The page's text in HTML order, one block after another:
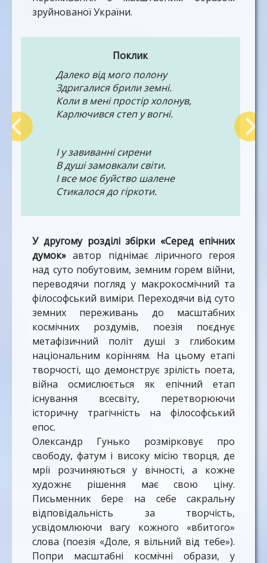
зруйнованої України.
Поклик
Далеко від мого полону
Здригалися брили земні.
Коли в мені простір холонув,
Карлючився степ у вогні.
І у завиванні сирени
В душі замовкали світи.
І все моє буйство шалене
Стикалося до гіркоти.
Його всі печалі трясуть…
Та поклик до Спасу віншує
Всю нашу нескорену суть.
У другому розділі збірки «Серед епічних
думок»автор піднімає ліричного героя
над суто побутовим, земним горем війни,
переводячи погляд у макрокосмічний та
філософський виміри. Переходячи від суто
земних переживань до масштабних
космічних роздумів, поезія поєднує
метафізичний політ душі з глибоким
національним корінням. На цьому етапі
творчості, що демонструє зрілість поета,
війна осмислюється як епічний етап
існування всесвіту, перетворюючи
історичну трагічність на філософський
епос.
Олександр Гунько розмірковує про
свободу, фатум і високу місію творця, де
мрії розчиняються у вічності, а кожне
художнє рішення має свою ціну.
Письменник бере на себе сакральну
відповідальність за творчість,
усвідомлюючи вагу кожного «вбитого»
слова (поезія «Доле, я вільний від тебе»).
Попри масштабні космічні образи, у